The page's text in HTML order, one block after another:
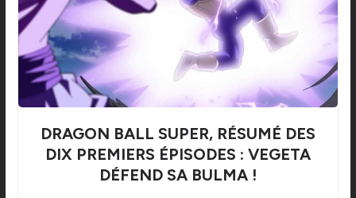
DRAGON BALL SUPER, RÉSUMÉ DES
DIX PREMIERS ÉPISODES : VEGETA
DÉFEND SA BULMA !